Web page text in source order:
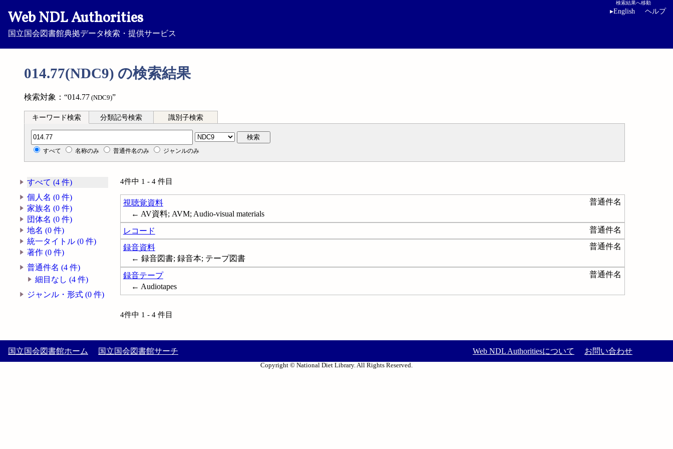
Web NDL Authorities
国立国会図書館典拠データ検索・提供サービス
検索結果へ移動
▸English ヘルプ
014.77(NDC9) の検索結果
検索対象：“014.77 (NDC9)”
キーワード検索 分類記号検索 識別子検索
分類記号検索 検索
すべて 名称のみ 普通件名のみ ジャンルのみ
すべて (4 件)
個人名 (0 件)
家族名 (0 件)
団体名 (0 件)
地名 (0 件)
統一タイトル (0 件)
著作 (0 件)
普通件名 (4 件)
細目なし (4 件)
ジャンル・形式 (0 件)
4件中 1 - 4 件目
視聴覚資料
普通件名
← AV資料; AVM; Audio-visual materials
レコード
普通件名
録音資料
普通件名
← 録音図書; 録音本; テープ図書
録音テープ
普通件名
← Audiotapes
4件中 1 - 4 件目
国立国会図書館ホーム 国立国会図書館サーチ Web NDL Authoritiesについて お問い合わせ
Copyright © National Diet Library. All Rights Reserved.